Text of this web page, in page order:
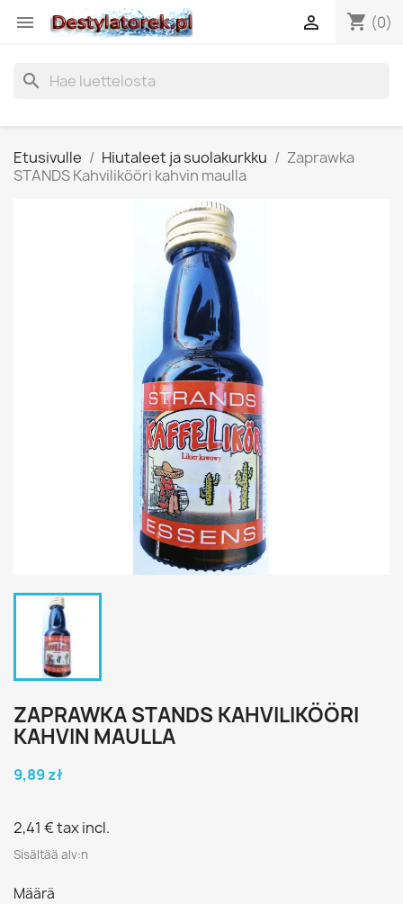
 shopping_cart (0)

search
Etusivulle Hiutaleet ja suolakurkku
Zaprawka
STANDS Kahvilikööri kahvin maulla
ZAPRAWKA STANDS KAHVILIKÖÖRI
KAHVIN MAULLA
9,89 zł
2,41 €tax incl.
Sisältää alv:n
Määrä